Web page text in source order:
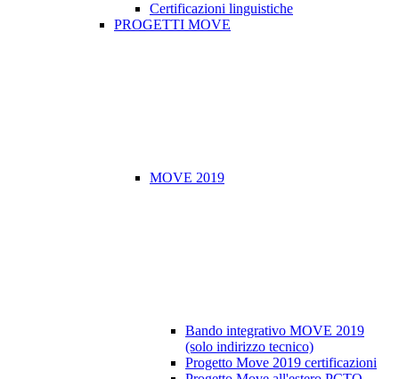
Certificazioni linguistiche
PROGETTI MOVE
MOVE 2019
Bando integrativo MOVE 2019
(solo indirizzo tecnico)
Progetto Move 2019 certificazioni